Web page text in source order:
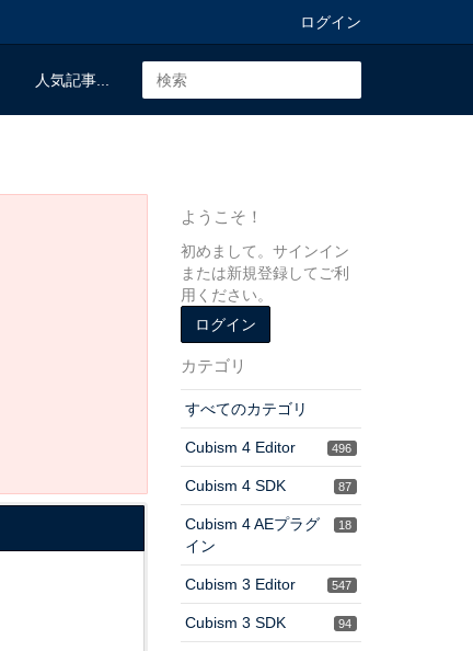
ログイン
人気記事...
ようこそ！
初めまして。サインイン
または新規登録してご利
用ください。
ログイン
カテゴリ
すべてのカテゴリ
496
Cubism 4 Editor
87
Cubism 4 SDK
18
Cubism 4 AEプラグ
イン
547
Cubism 3 Editor
94
Cubism 3 SDK